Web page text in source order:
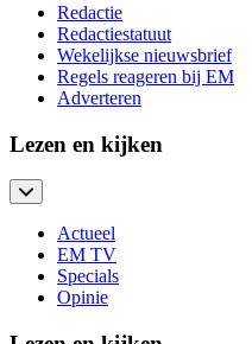
Redactie
Redactiestatuut
Wekelijkse nieuwsbrief
Regels reageren bij EM
Adverteren
Lezen en kijken
Actueel
EM TV
Specials
Opinie